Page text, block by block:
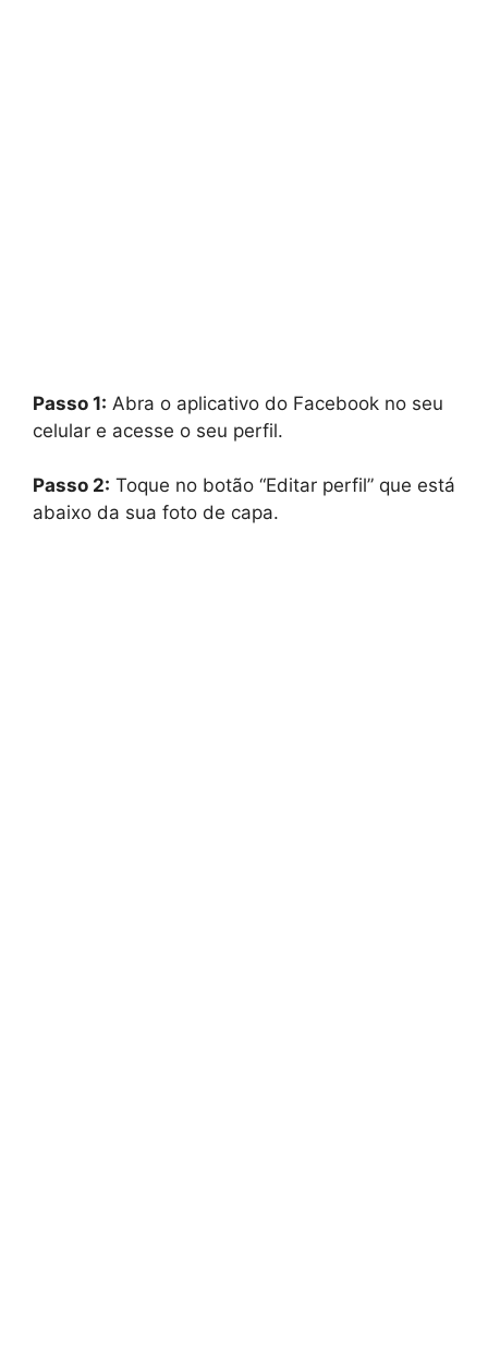
Passo 1: Abra o aplicativo do Facebook no seu
celular e acesse o seu perfil.
Passo 2: Toque no botão “Editar perfil” que está
abaixo da sua foto de capa.